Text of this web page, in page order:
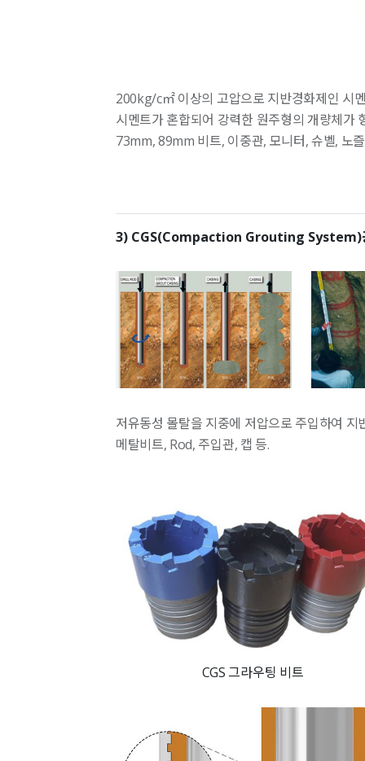
200kg/c㎡ 이상의 고압으로 지반경화제인 시
시멘트가 혼합되어 강력한 원주형의 개량체가
73mm, 89mm 비트, 이중관, 모니터, 슈벨, 노
3) CGS(Compaction Grouting System)
저유동성 몰탈을 지중에 저압으로 주입하여
메탈비트, Rod, 주입관, 캡 등.
CGS 그라우팅 비트